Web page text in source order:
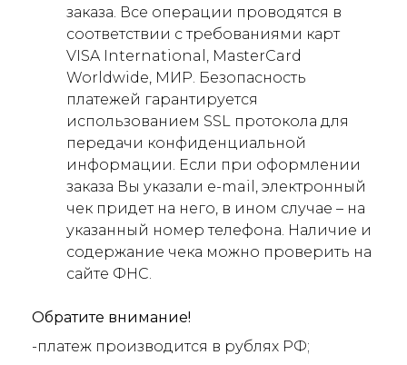
заказа. Все операции проводятся в
соответствии с требованиями карт
VISA International, MasterCard
Worldwide, МИР. Безопасность
платежей гарантируется
использованием SSL протокола для
передачи конфиденциальной
информации. Если при оформлении
заказа Вы указали e-mail, электронный
чек придет на него, в ином случае – на
указанный номер телефона. Наличие и
содержание чека можно проверить на
сайте ФНС.
Обратите внимание!
-платеж производится в рублях РФ;